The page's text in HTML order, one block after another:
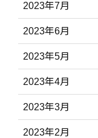
2023年7月
2023年6月
2023年5月
2023年4月
2023年3月
2023年2月